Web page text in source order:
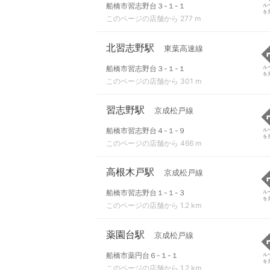
船橋市習志野台３-１-１
このページの店舗から 277 m
ル
を
北習志野駅 東葉高速線
船橋市習志野台３-１-１
このページの店舗から 301 m
ル
を
習志野駅 京成松戸線
船橋市習志野台４-１-９
このページの店舗から 466 m
ル
を
高根木戸駅 京成松戸線
船橋市習志野台１-１-３
このページの店舗から 1.2 km
ル
を
薬園台駅 京成松戸線
船橋市薬円台６-１-１
このページの店舗から 1.2 km
ル
を